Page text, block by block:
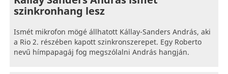
szinkronhang lesz
Ismét mikrofon mögé állhatott Kállay-Sanders András, aki
a Rio 2. részében kapott szinkronszerepet. Egy Roberto
nevű hímpapagáj fog megszólalni András hangján.